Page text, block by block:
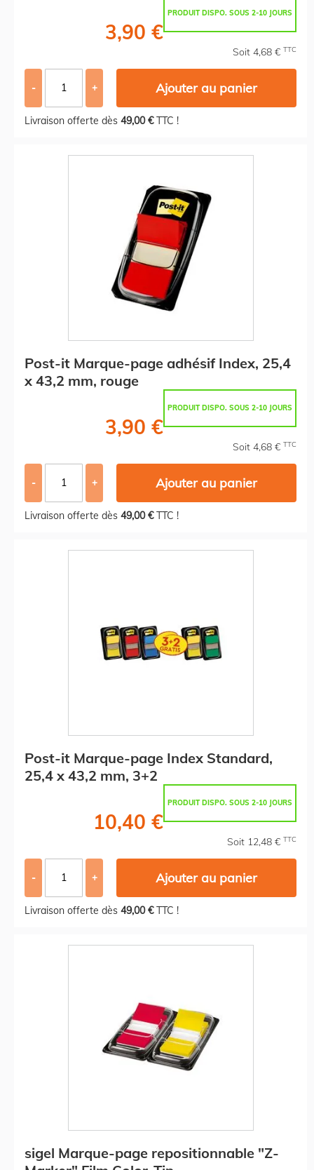
PRODUIT DISPO. SOUS 2-10 JOURS
3,90 €
Soit 4,68 € TTC
- + Ajouter au panier
Livraison offerte dès 49,00 €TTC !
Post-it Marque-page adhésif Index, 25,4
x 43,2 mm, rouge
PRODUIT DISPO. SOUS 2-10 JOURS
3,90 €
Soit 4,68 € TTC
- + Ajouter au panier
Livraison offerte dès 49,00 €TTC !
Post-it Marque-page Index Standard,
25,4 x 43,2 mm, 3+2
PRODUIT DISPO. SOUS 2-10 JOURS
10,40 €
Soit 12,48 € TTC
- + Ajouter au panier
Livraison offerte dès 49,00 €TTC !
sigel Marque-page repositionnable "Z-